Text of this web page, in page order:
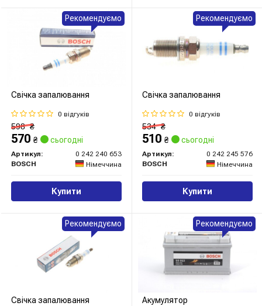
Свічка запалювання
0 відгуків
598₴
570 ₴ сьогодні
Артикул:
0 242 240 653
BOSCH
Німеччина
Купити
Рекомендуємо
Свічка запалювання
0 відгуків
534₴
510 ₴ сьогодні
Артикул:
0 242 245 576
BOSCH
Німеччина
Купити
Рекомендуємо
Свічка запалювання
Рекомендуємо
Акумулятор
Рекомендуємо